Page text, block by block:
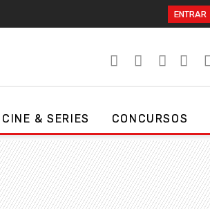
ENTRAR
CINE & SERIES CONCURSOS